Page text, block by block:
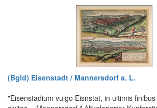
(Bgld) Eisenstadt / Mannersdorf a. L.
"Eisenstadium vulgo Eisnstat, in ultimis